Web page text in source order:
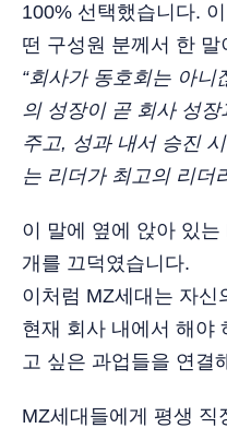
100% 선택했습니다.
떤 구성원 분께서 한
“회사가 동호회는 아
의 성장이 곧 회사 성
주고, 성과 내서 승진
는 리더가 최고의 리더
이 말에 옆에 앉아 있
개를 끄덕였습니다.
이처럼 MZ세대는 자신
현재 회사 내에서 해야
고 싶은 과업들을 연결
MZ세대들에게 평생 직